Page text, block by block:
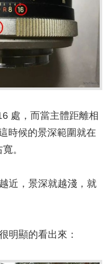
處，而當主體距離相
時候的景深範圍就在
。
近，景深就越淺，就
明顯的看出來：